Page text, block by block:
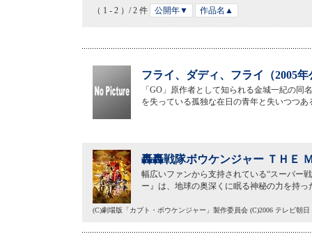
（ 1 - 2 ）/ 2 件 公開年▼ 作品名▲
フライ、ダディ、フライ（2005年
「GO」原作者として知られる金城一紀の
を失っている孤独な在日の青年と失いつつ
轟轟戦隊ボウケンジャー ＴＨＥ
幅広いファンから支持されている“スーパー
ー』は、地球の奥深くに眠る神秘の力を持
(C)劇場版「カブト・ボウケンジャー」製作委員会 (C)2006 テレビ朝日